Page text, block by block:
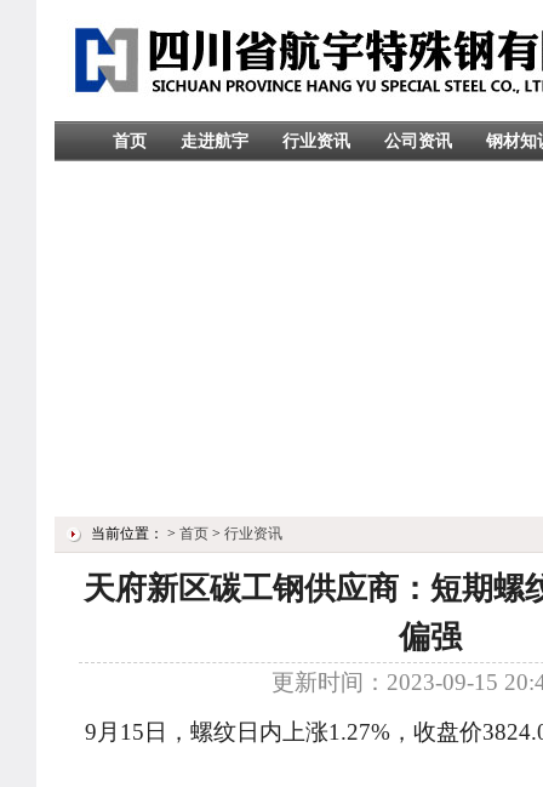
首页 走进航宇 行业资讯 公司资讯 钢材知
当前位置： > 首页 > 行业资讯
天府新区碳工钢供应商：短期螺
偏强
更新时间：2023-09-15
9月15日，螺纹日内上涨1.27%，收盘价